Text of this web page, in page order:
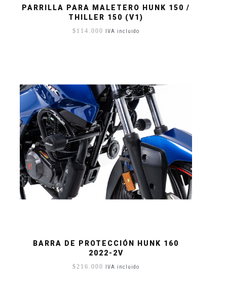
PARRILLA PARA MALETERO HUNK 150 /
THILLER 150 (V1)
$ 114.000 IVA incluido
BARRA DE PROTECCIÓN HUNK 160
2022-2V
$216.000 IVA incluido